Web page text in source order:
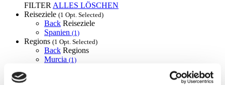
FILTER ALLES LÖSCHEN
Reiseziele (1 Opt. Selected)
Back Reiseziele
Spanien (1)
Regions (1 Opt. Selected)
Back Regions
Murcia (1)
Veneers